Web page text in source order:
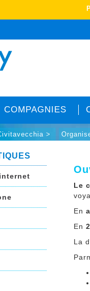
COMPAGNIES
>
Le
En
En
La